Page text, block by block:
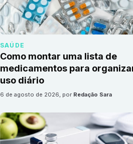
SAÚDE
Como montar uma lista de
medicamentos para
uso diário
6 de agosto de 2026, por Redação Sara